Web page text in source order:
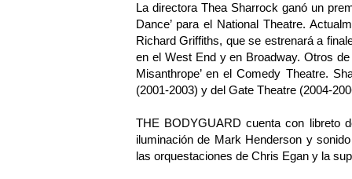
La directora Thea Sharrock ganó un
Dance’ para el National Theatre.
Richard Griffiths, que se estrenará a
en el West End y en Broadway. Otros de
Misanthrope’ en el Comedy Theatre.
(2001-2003) y del Gate Theatre (2004-
THE BODYGUARD cuenta con libreto
iluminación de Mark Henderson y
las orquestaciones de Chris Egan y la